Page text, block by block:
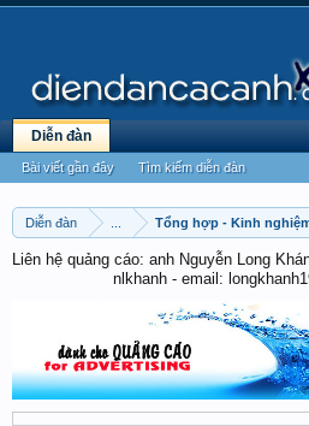
Diễn đàn Tổng hợp - Kinh nghiệm
Liên hệ quảng cáo: anh Nguyễn Long
nlkhanh - email:
Diễn đàn
Bài viết gần đây Tìm kiếm diễn đàn